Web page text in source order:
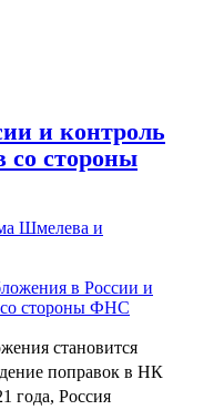
и контроль
со стороны
Шмелева и
становится
поправок в НК
года, Россия